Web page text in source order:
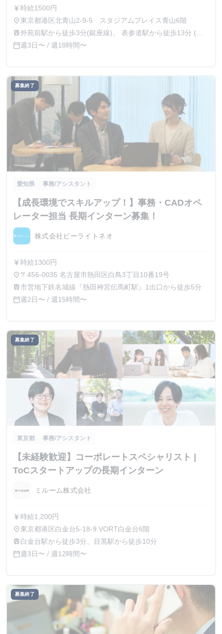
currency_yen 時給1500円
place東京都港区北青山2-9-5 スタジアムプレイス青山6階
train外苑前駅から徒歩3分(銀座線)、 表参道駅から徒歩13分 (銀
座線、半蔵門線、千代田線) 、青山一丁目駅から徒歩13分
calendar_today週3日〜 / 週18時間〜
募集終了
愛知県 事務/アシスタント
【成長環境でスキルアップ！】事務・CADオペ
レーター担当 長期インターン募集！
株式会社ビーライトネオ
currency_yen 時給1300円
place 〒456-0035 名古屋市熱田区白鳥3丁目10番19号
train市営地下鉄名城線『熱田神宮伝馬町駅』1出口から徒歩5分
calendar_today週2日〜 / 週15時間〜
募集終了
東京都 事務/アシスタント
【未経験歓迎】コーポレートスペシャリスト |
ToCスタートアップの長期インターン
ミルーム株式会社
currency_yen 時給1,200円
place東京都港区白金台5-18-9 VORT白金台6階
train 白金台駅から徒歩3分、目黒駅から徒歩10分
calendar_today週3日〜 / 週12時間〜
募集終了